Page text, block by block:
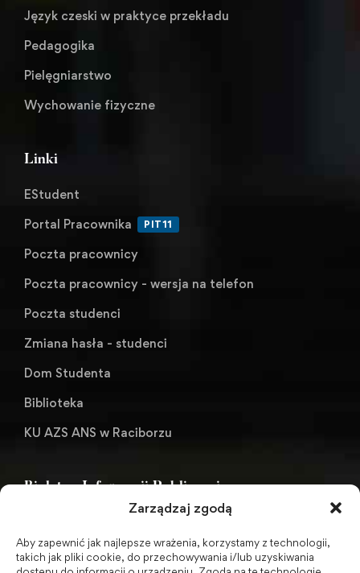
Zarządzaj zgodą
Aby zapewnić jak najlepsze wrażenia, korzystamy z technologii,
takich jak pliki cookie, do przechowywania i/lub uzyskiwania
Język czeski w praktyce przekładu
Pedagogika
Pielęgniarstwo
Wychowanie fizyczne
Linki
EStudent
Portal Pracownika
PIT11
Poczta pracownicy
Poczta pracownicy - wersja na telefon
Poczta studenci
Zmiana hasła - studenci
Dom Studenta
Biblioteka
KU AZS ANS w Raciborzu
Biuletyn Informacji Publicznej
BIP - Biuletyn Informacji Publicznej PWSZ -